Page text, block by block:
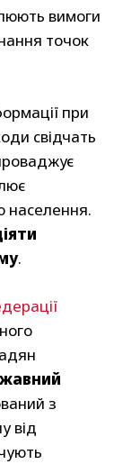
вимоги
точок
при
свідчать
населення.
.
з
від